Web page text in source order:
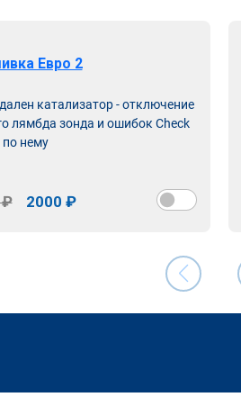
Евро 2
катализатор - отключение
лямбда зонда и ошибок Check
по нему
₽ 2000 ₽